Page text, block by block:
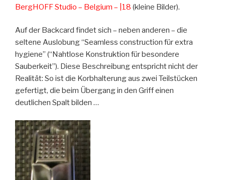
BergHOFF Studio – Belgium – |18 (kleine Bilder).
Auf der Backcard findet sich – neben anderen – die
seltene Auslobung “Seamless construction für extra
hygiene” (“Nahtlose Konstruktion für besondere
Sauberkeit”). Diese Beschreibung entspricht nicht der
Realität: So ist die Korbhalterung aus zwei Teilstücken
gefertigt, die beim Übergang in den Griff einen
deutlichen Spalt bilden …